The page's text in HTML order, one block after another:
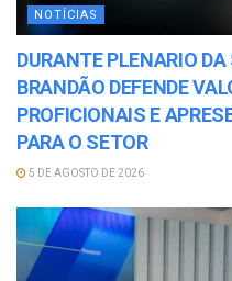
NOTÍCIAS
DURANTE PLENARIO
BRANDÃO DEFENDE
PROFICIONAIS E
PARA O SETOR
5 DE AGOSTO DE 2026